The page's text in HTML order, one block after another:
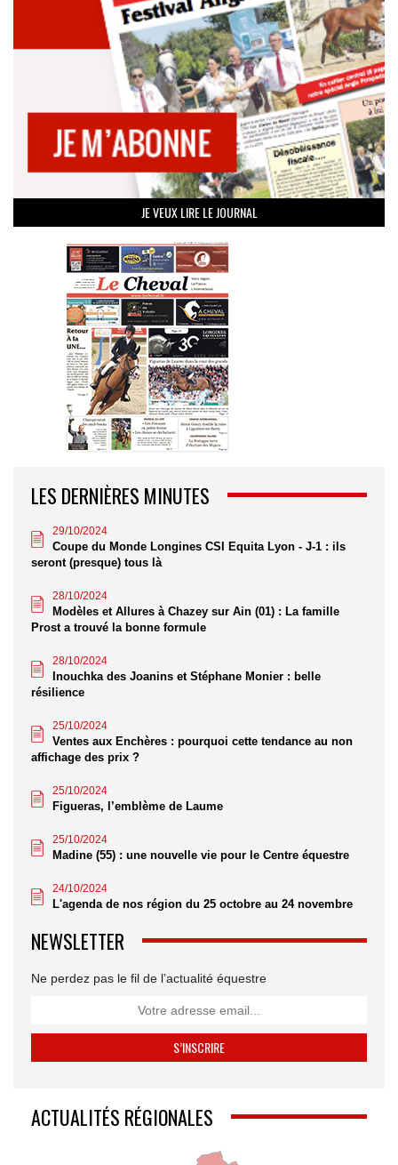
JE VEUX LIRE LE JOURNAL
LES DERNIÈRES MINUTES
29/10/2024
Coupe du Monde Longines CSI Equita Lyon - J-1 : ils
seront (presque) tous là
28/10/2024
Modèles et Allures à Chazey sur Ain (01) : La famille
Prost a trouvé la bonne formule
28/10/2024
Inouchka des Joanins et Stéphane Monier : belle
résilience
25/10/2024
Ventes aux Enchères : pourquoi cette tendance au non
affichage des prix ?
25/10/2024
Figueras, l’emblème de Laume
25/10/2024
Madine (55) : une nouvelle vie pour le Centre équestre
24/10/2024
L'agenda de nos région du 25 octobre au 24 novembre
NEWSLETTER
Ne perdez pas le fil de l’actualité équestre
ACTUALITÉS RÉGIONALES